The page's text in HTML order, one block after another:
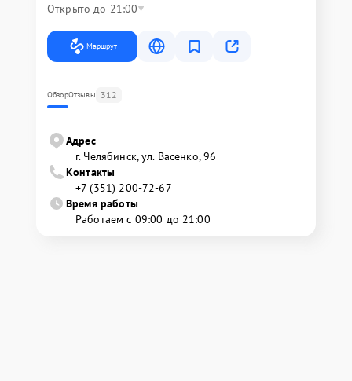
Открыто до 21:00
Маршрут
ОбзорОтзывы 312
Адрес
г. Челябинск, ул. Васенко, 96
Контакты
+7 (351) 200-72-67
Время работы
Работаем с 09:00 до 21:00